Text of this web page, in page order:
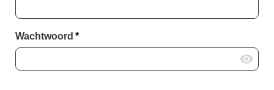
Wachtwoord *